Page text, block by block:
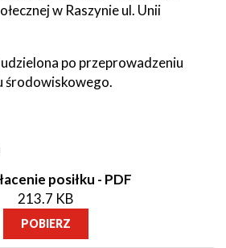
w Raszynie ul. Unii
po przeprowadzeniu
środowiskowego.
posiłku - PDF
213.7 KB
POBIERZ